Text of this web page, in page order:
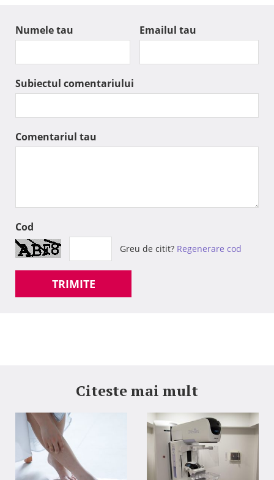
Numele tau Emailul tau
Subiectul comentariului
Comentariul tau
Cod
Greu de citit? Regenerare cod
TRIMITE
Citeste mai mult